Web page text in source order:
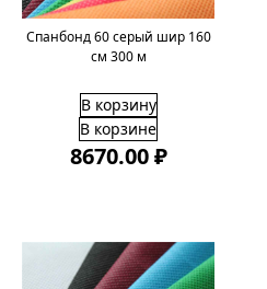
Спанбонд 60 серый шир 160
см 300 м
В корзину
В корзине
8670.00 ₽